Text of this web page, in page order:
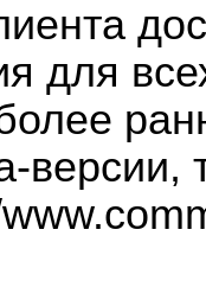
для
версии,